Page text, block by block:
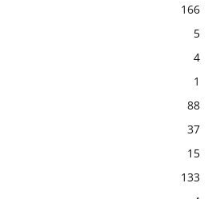
166
5
4
1
88
37
15
133